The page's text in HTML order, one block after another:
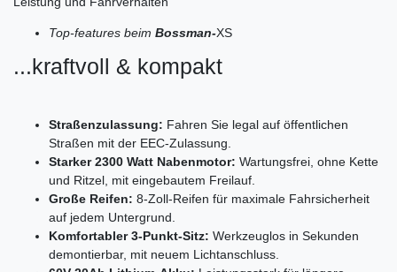
Top-features beim Bossman-XS
...kraftvoll & kompakt
Straßenzulassung: Fahren Sie legal auf öffentlichen
Straßen mit der EEC-Zulassung.
Starker 2300 Watt Nabenmotor: Wartungsfrei, ohne Kette
und Ritzel, mit eingebautem Freilauf.
Große Reifen: 8-Zoll-Reifen für maximale Fahrsicherheit
auf jedem Untergrund.
Komfortabler 3-Punkt-Sitz: Werkzeuglos in Sekunden
demontierbar, mit neuem Lichtanschluss.